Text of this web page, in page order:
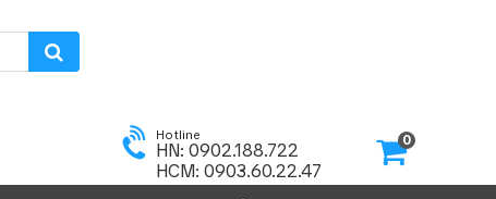
Hotline
HN: 0902.188.722
HCM: 0903.60.22.47
0